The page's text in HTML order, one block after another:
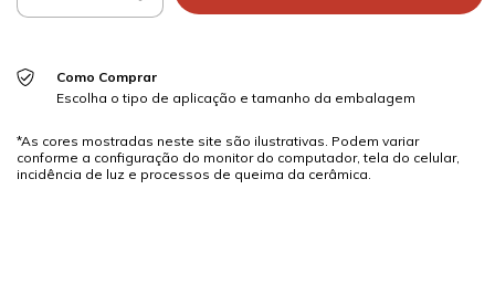
Como Comprar
Escolha o tipo de aplicação e tamanho da embalagem
*As cores mostradas neste site são ilustrativas. Podem variar
conforme a configuração do monitor do computador, tela do celular,
incidência de luz e processos de queima da cerâmica.